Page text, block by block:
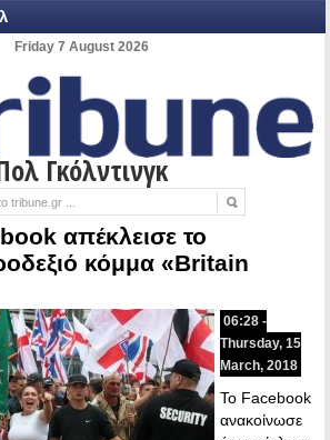
Friday 7 August 2026
Γκόλντινγκ
απέκλεισε το
κόμμα «Britain
06:28 -
Thursday, 15
March, 2018
Το Facebook
ανακοίνωσε